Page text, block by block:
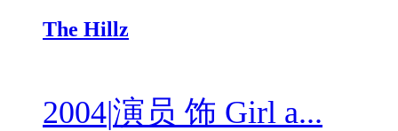
The Hillz
2004|演员 饰 Girl a...